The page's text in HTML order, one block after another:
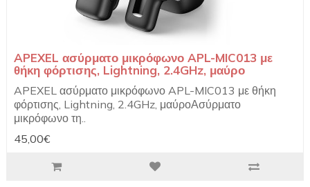
APEXEL ασύρματο μικρόφωνο APL-MIC013 με
θήκη φόρτισης, Lightning, 2.4GHz, μαύρο
APEXEL ασύρματο μικρόφωνο APL-MIC013 με θήκη
φόρτισης, Lightning, 2.4GHz, μαύροΑσύρματο
μικρόφωνο τη..
45,00€